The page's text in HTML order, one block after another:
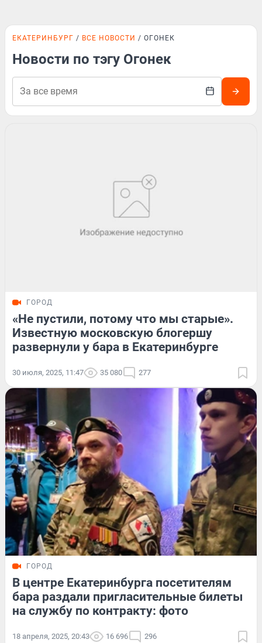
ЕКАТЕРИНБУРГ ВСЕ НОВОСТИ ОГОНЕК
Новости по тэгу Огонек
ГОРОД
«Не пустили, потому что мы старые».
Известную московскую блогершу
развернули у бара в Екатеринбурге
30 июля, 2025, 11:47 35 080 277
ГОРОД
В центре Екатеринбурга посетителям
бара раздали пригласительные билеты
на службу по контракту: фото
18 апреля, 2025, 20:43 16 696 296